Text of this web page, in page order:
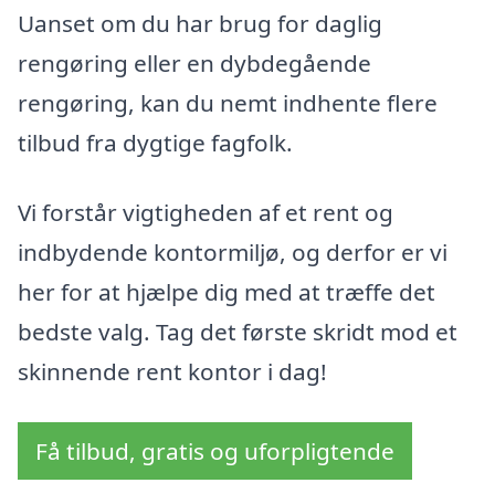
Uanset om du har brug for daglig
rengøring eller en dybdegående
rengøring, kan du nemt indhente flere
tilbud fra dygtige fagfolk.
Vi forstår vigtigheden af et rent og
indbydende kontormiljø, og derfor er vi
her for at hjælpe dig med at træffe det
bedste valg. Tag det første skridt mod et
skinnende rent kontor i dag!
Få tilbud, gratis og uforpligtende